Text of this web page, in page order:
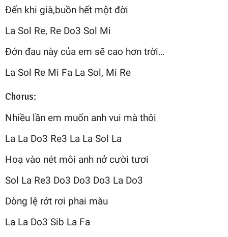
Đến khi già,buồn hết một đời
La Sol Re, Re Do3 Sol Mi
Đớn đau này của em sẽ cao hơn trời…
La Sol Re Mi Fa La Sol, Mi Re
Chorus:
Nhiều lần em muốn anh vui mà thôi
La La Do3 Re3 La La Sol La
Hoạ vào nét môi anh nở cười tươi
Sol La Re3 Do3 Do3 Do3 La Do3
Dòng lệ rớt rơi phai màu
La La Do3 Sib La Fa